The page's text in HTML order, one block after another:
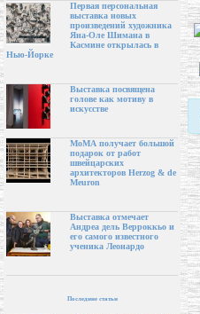
Первая персональная
выставка новых
произведений художника
Яна-Оле Шимана в
Касмине открылась в
Нью-Йорке
Выставка посвящена
голове как мотиву в
искусстве
МоМА получает большой
подарок от работ
швейцарских
архитекторов Herzog & de
Meuron
Выставка отмечает
Андреа дель Верроккьо и
его самого известного
ученика Леонардо
Последние статьи